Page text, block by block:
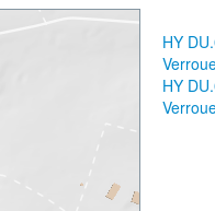
HY
HY